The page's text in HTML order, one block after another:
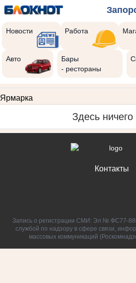
Новости Работа
Авто
Бары
- рестораны
Ярмарка
Здесь ничего
Контакты
Запись о регистрации СМИ: Эл № ФС77-
службой по надзору в сфере связи,
массовых коммуникаций